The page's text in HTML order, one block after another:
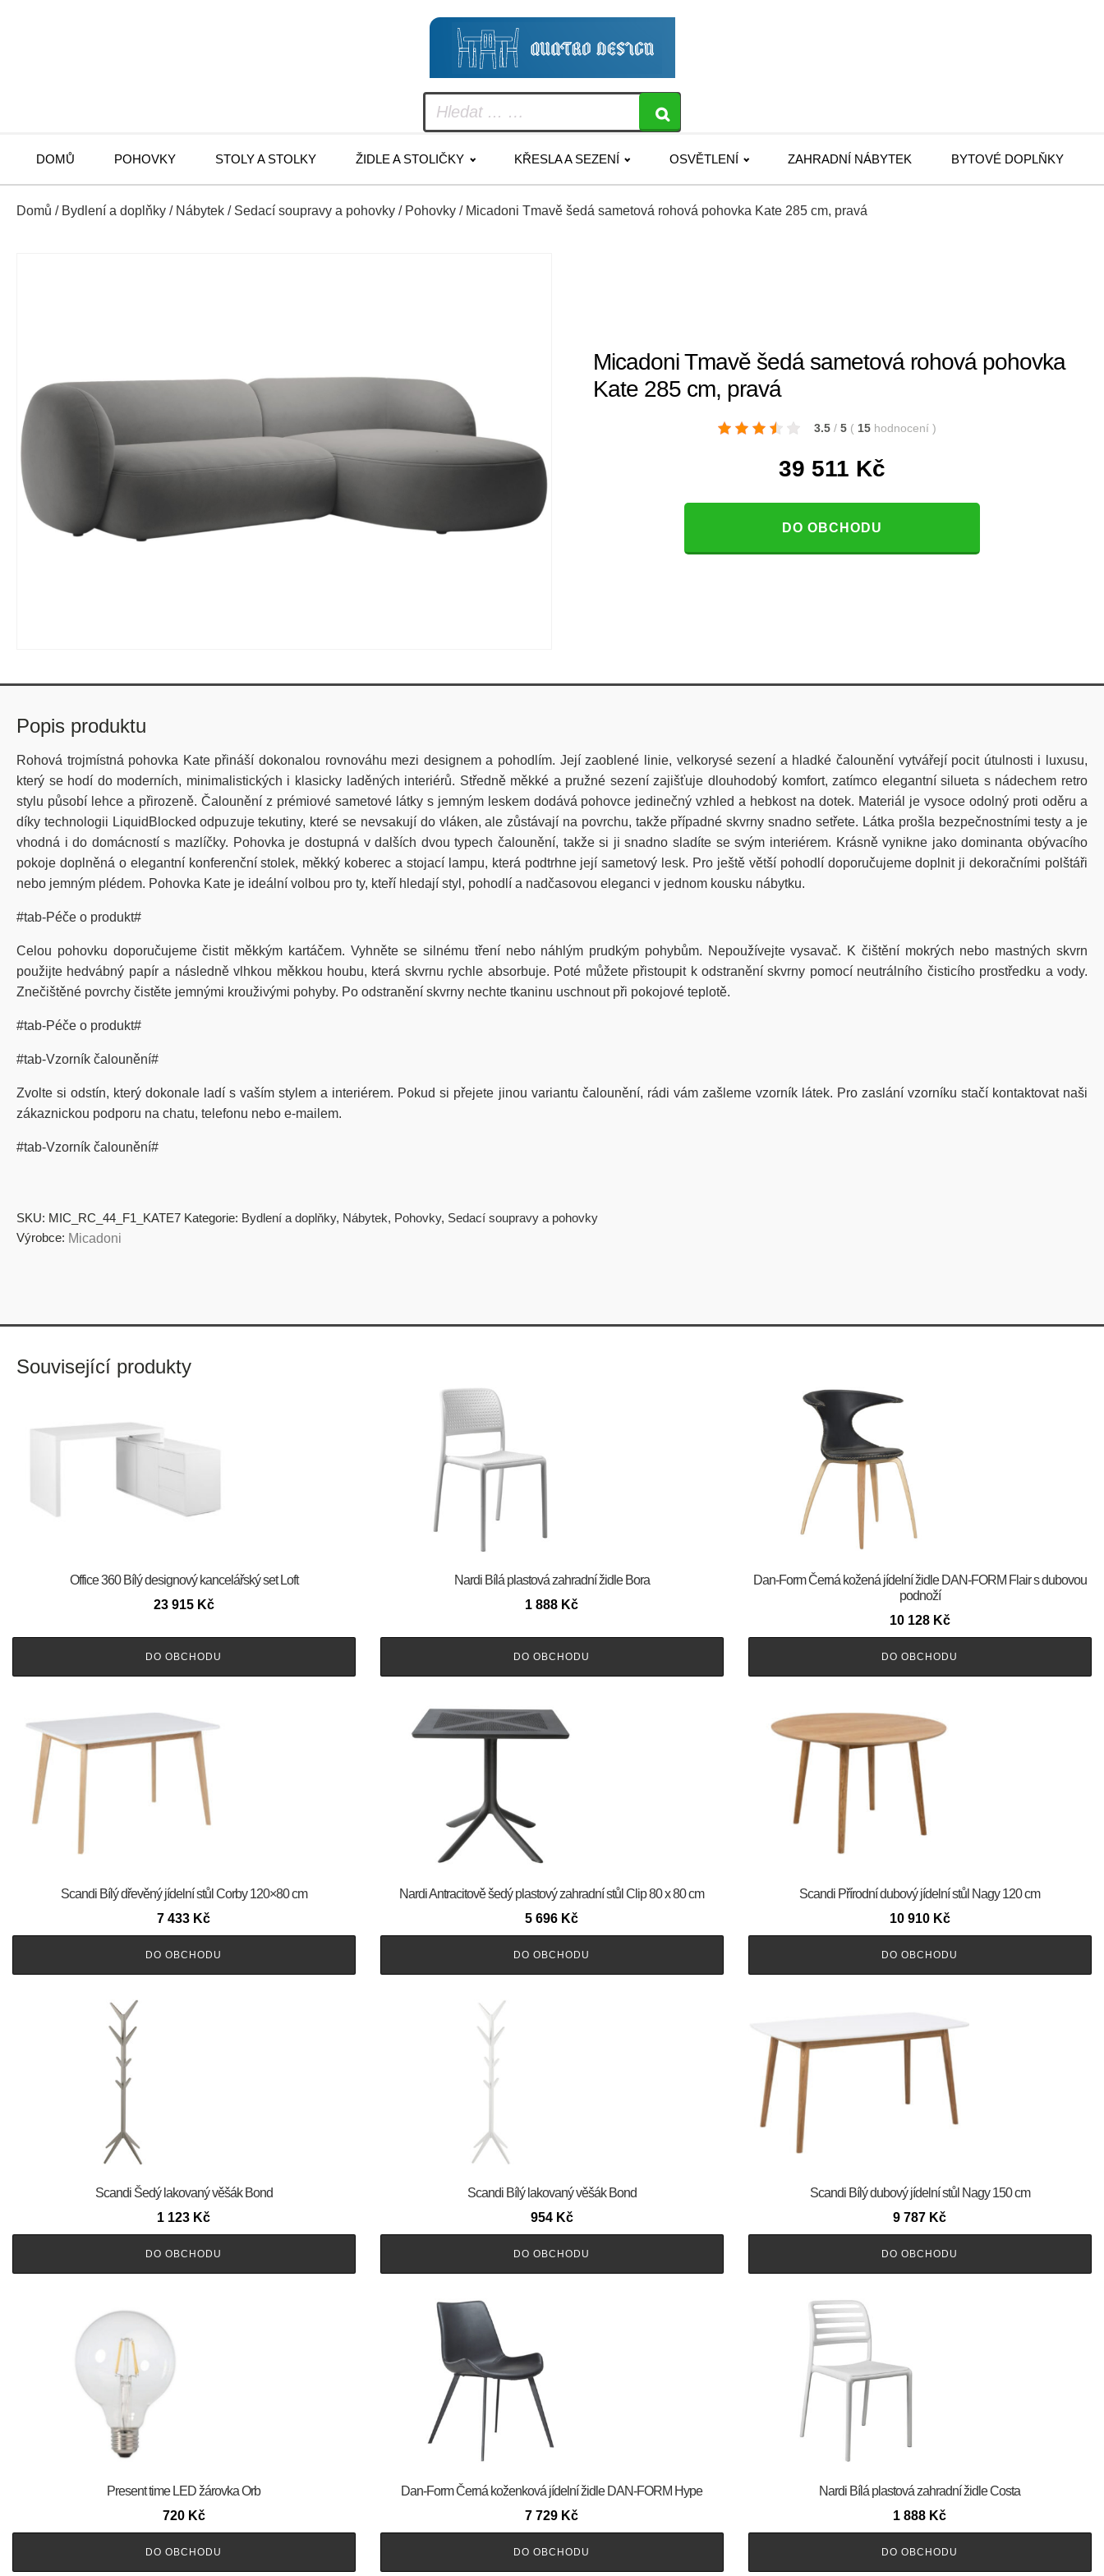
DOMŮ POHOVKY STOLY A STOLKY ŽIDLE A STOLIČKY KŘESLA A SEZENÍ OSVĚTLENÍ ZAHRADNÍ NÁBYTEK BYTOVÉ DOPLŇKY
Domů / Bydlení a doplňky / Nábytek / Sedací soupravy a pohovky / Pohovky / Micadoni Tmavě šedá sametová rohová pohovka Kate 285 cm, pravá
Micadoni Tmavě šedá sametová rohová pohovka
Kate 285 cm, pravá
3.5 / 5 ( 15 hodnocení )
39 511 Kč
DO OBCHODU
Popis produktu
Rohová trojmístná pohovka Kate přináší dokonalou rovnováhu mezi designem a pohodlím. Její zaoblené linie, velkorysé sezení a hladké čalounění vytvářejí pocit útulnosti i luxusu,
který se hodí do moderních, minimalistických i klasicky laděných interiérů. Středně měkké a pružné sezení zajišťuje dlouhodobý komfort, zatímco elegantní silueta s nádechem retro
stylu působí lehce a přirozeně. Čalounění z prémiové sametové látky s jemným leskem dodává pohovce jedinečný vzhled a hebkost na dotek. Materiál je vysoce odolný proti oděru a
díky technologii LiquidBlocked odpuzuje tekutiny, které se nevsakují do vláken, ale zůstávají na povrchu, takže případné skvrny snadno setřete. Látka prošla bezpečnostními testy a je
vhodná i do domácností s mazlíčky. Pohovka je dostupná v dalších dvou typech čalounění, takže si ji snadno sladíte se svým interiérem. Krásně vynikne jako dominanta obývacího
pokoje doplněná o elegantní konferenční stolek, měkký koberec a stojací lampu, která podtrhne její sametový lesk. Pro ještě větší pohodlí doporučujeme doplnit ji dekoračními polštáři
nebo jemným plédem. Pohovka Kate je ideální volbou pro ty, kteří hledají styl, pohodlí a nadčasovou eleganci v jednom kousku nábytku.
#tab-Péče o produkt#
Celou pohovku doporučujeme čistit měkkým kartáčem. Vyhněte se silnému tření nebo náhlým prudkým pohybům. Nepoužívejte vysavač. K čištění mokrých nebo mastných skvrn
použijte hedvábný papír a následně vlhkou měkkou houbu, která skvrnu rychle absorbuje. Poté můžete přistoupit k odstranění skvrny pomocí neutrálního čisticího prostředku a vody.
Znečištěné povrchy čistěte jemnými krouživými pohyby. Po odstranění skvrny nechte tkaninu uschnout při pokojové teplotě.
#tab-Péče o produkt#
#tab-Vzorník čalounění#
Zvolte si odstín, který dokonale ladí s vaším stylem a interiérem. Pokud si přejete jinou variantu čalounění, rádi vám zašleme vzorník látek. Pro zaslání vzorníku stačí kontaktovat naši
zákaznickou podporu na chatu, telefonu nebo e-mailem.
#tab-Vzorník čalounění#
SKU: MIC_RC_44_F1_KATE7 Kategorie: Bydlení a doplňky, Nábytek, Pohovky, Sedací soupravy a pohovky
Výrobce: Micadoni
Související produkty
Office 360 Bílý designový kancelářský set Loft
23 915 Kč
DO OBCHODU
Nardi Bílá plastová zahradní židle Bora
1 888 Kč
DO OBCHODU
​​​​​Dan-Form Černá kožená jídelní židle DAN-FORM Flair s dubovou
podnoží
10 128 Kč
DO OBCHODU
Scandi Bílý dřevěný jídelní stůl Corby 120×80 cm
7 433 Kč
DO OBCHODU
Nardi Antracitově šedý plastový zahradní stůl Clip 80 x 80 cm
5 696 Kč
DO OBCHODU
Scandi Přírodní dubový jídelní stůl Nagy 120 cm
10 910 Kč
DO OBCHODU
Scandi Šedý lakovaný věšák Bond
1 123 Kč
DO OBCHODU
Scandi Bílý lakovaný věšák Bond
954 Kč
DO OBCHODU
Scandi Bílý dubový jídelní stůl Nagy 150 cm
9 787 Kč
DO OBCHODU
Present time LED žárovka Orb
720 Kč
DO OBCHODU
​​​​​Dan-Form Černá koženková jídelní židle DAN-FORM Hype
7 729 Kč
DO OBCHODU
Nardi Bílá plastová zahradní židle Costa
1 888 Kč
DO OBCHODU